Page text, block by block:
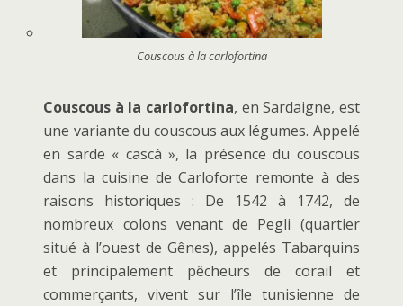
Couscous à la carlofortina
Couscous à la carlofortina, en Sardaigne, est
une variante du couscous aux légumes. Appelé
en sarde « cascà », la présence du couscous
dans la cuisine de Carloforte remonte à des
raisons historiques : De 1542 à 1742, de
nombreux colons venant de Pegli (quartier
situé à l’ouest de Gênes), appelés Tabarquins
et principalement pêcheurs de corail et
commerçants, vivent sur l’île tunisienne de